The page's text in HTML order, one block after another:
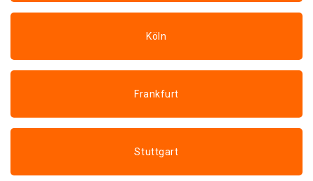
Köln
Frankfurt
Stuttgart